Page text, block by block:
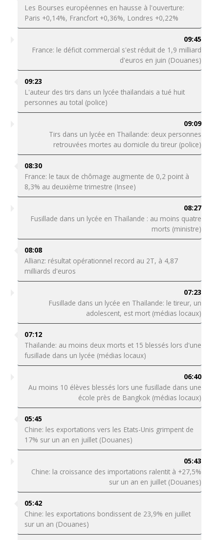
Les Bourses européennes en hausse à l'ouverture:
Paris +0,14%, Francfort +0,36%, Londres +0,22%
09:45
France: le déficit commercial s'est réduit de 1,9 milliard
d'euros en juin (Douanes)
09:23
L'auteur des tirs dans un lycée thaïlandais a tué huit
personnes au total (police)
09:09
Tirs dans un lycée en Thaïlande: deux personnes
retrouvées mortes au domicile du tireur (police)
08:30
France: le taux de chômage augmente de 0,2 point à
8,3% au deuxième trimestre (Insee)
08:27
Fusillade dans un lycée en Thaïlande : au moins quatre
morts (ministre)
08:08
Allianz: résultat opérationnel record au 2T, à 4,87
milliards d'euros
07:23
Fusillade dans un lycée en Thaïlande: le tireur, un
adolescent, est mort (médias locaux)
07:12
Thaïlande: au moins deux morts et 15 blessés lors d'une
fusillade dans un lycée (médias locaux)
06:40
Au moins 10 élèves blessés lors une fusillade dans une
école près de Bangkok (médias locaux)
05:45
Chine: les exportations vers les Etats-Unis grimpent de
17% sur un an en juillet (Douanes)
05:43
Chine: la croissance des importations ralentit à +27,5%
sur un an en juillet (Douanes)
05:42
Chine: les exportations bondissent de 23,9% en juillet
sur un an (Douanes)